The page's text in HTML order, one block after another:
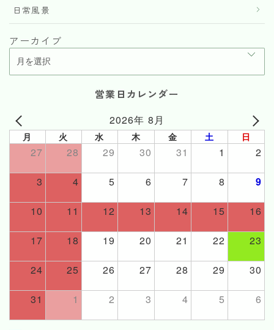
日常風景
アーカイブ
営業日カレンダー
2026年 8月
月 火 水 木 金 土 日
27 28 29 30 31 1 2
3 4 5 6 7 8 9
10 11 12 13 14 15 16
17 18 19 20 21 22 23
24 25 26 27 28 29 30
31 1 2 3 4 5 6